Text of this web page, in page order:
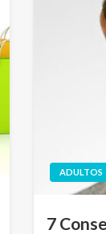
ADULTOS
7